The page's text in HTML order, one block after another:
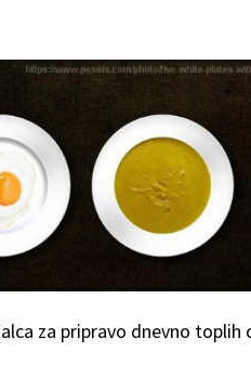
za pripravo dnevno toplih